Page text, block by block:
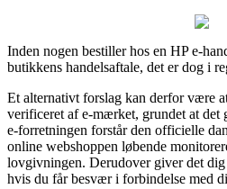
Inden nogen bestiller hos en HP e-
butikkens handelsaftale, det er dog i
Et alternativt forslag kan derfor være
verificeret af e-mærket, grundet at det
e-forretningen forstår den officielle
online webshoppen løbende
lovgivningen. Derudover giver det dig
hvis du får besvær i forbindelse med